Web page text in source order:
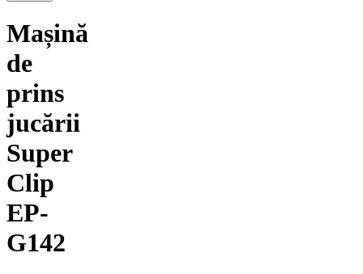
Mașină
de
prins
jucării
Super
Clip
EP-
G142